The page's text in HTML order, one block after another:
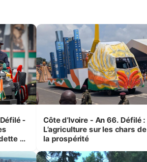
-
à
Côte d’Ivoire - An 66. Défilé :
L’agriculture sur les chars de
la prospérité